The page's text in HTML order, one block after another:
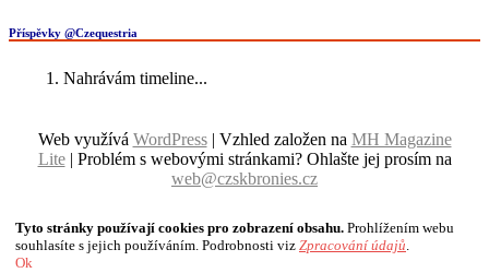
Příspěvky @Czequestria
Nahrávám timeline...
Web využívá WordPress| Vzhled založen na MH Magazine
Lite| Problém s webovými stránkami? Ohlašte jej prosím na
web@czskbronies.cz
Tyto stránky používají cookies pro zobrazení obsahu. Prohlížením webu
souhlasíte s jejich používáním. Podrobnosti viz Zpracování údajů.
Ok